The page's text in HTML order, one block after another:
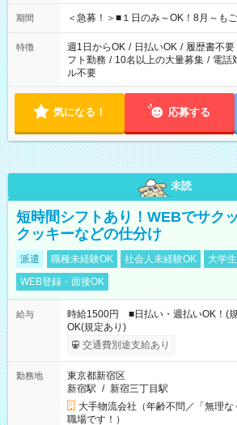
etc ★最短で3時間で5,120円のお仕事から 15時間で2万円近く稼
げるお仕事も！ ご希望のお時間に合わせてご紹介！ ※シフトは
ください！
期間 ＜急募！＞■１日のみ～OK！8月～も
特徴 週1日からOK / 日払いOK / 履歴書不要
フト勤務 / 10名以上の大量募集 / 電話
ル不要
気になる！ 応募する
未読
短時間シフトあり！WEBでサク
クッキーなどの仕分け
派遣 職種未経験OK 社会人未経験OK 大学
WEB登録・面接OK
給与
時給1500円 ■日払い・週払いOK！(
OK(規定あり)
交通費別途支給あり
勤務地
東京都新宿区
新宿駅 / 新宿三丁目駅
大手物流会社（年齢不問／「無理
職場です！）